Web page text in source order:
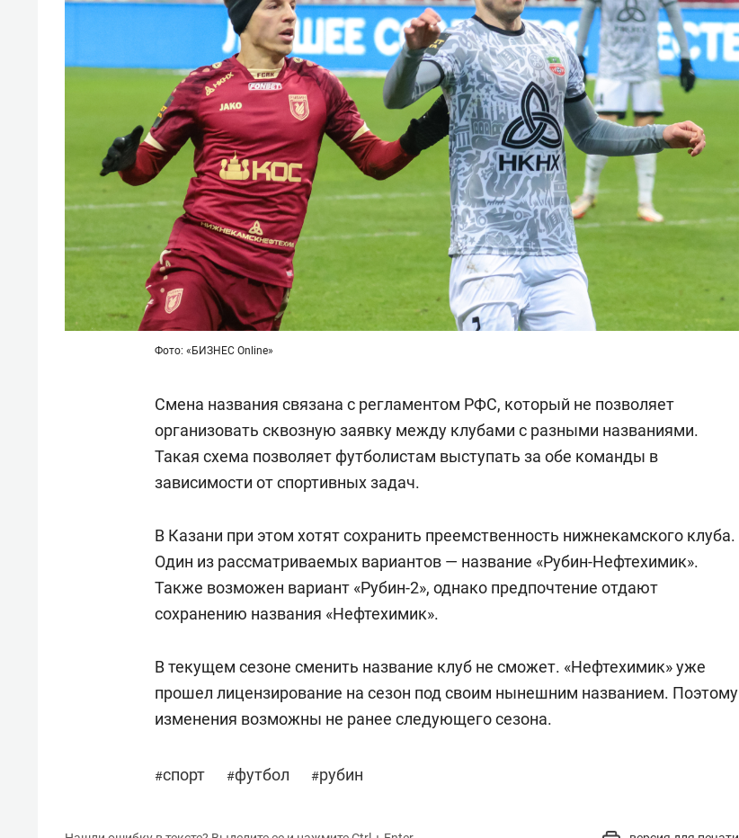
Фото: «БИЗНЕС Online»
Смена названия связана с регламентом РФС, который не позволяет
организовать сквозную заявку между клубами с разными названиями.
Такая схема позволяет футболистам выступать за обе команды в
зависимости от спортивных задач.
В Казани при этом хотят сохранить преемственность нижнекамского клуба.
Один из рассматриваемых вариантов — название «Рубин-Нефтехимик».
Также возможен вариант «Рубин-2», однако предпочтение отдают
сохранению названия «Нефтехимик».
В текущем сезоне сменить название клуб не сможет. «Нефтехимик» уже
прошел лицензирование на сезон под своим нынешним названием. Поэтому
изменения возможны не ранее следующего сезона.
#спорт #футбол #рубин